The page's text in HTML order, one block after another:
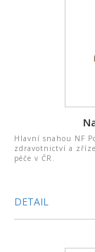
Hlavní snahou NF
zdravotnictví a
péče v ČR.
DETAIL